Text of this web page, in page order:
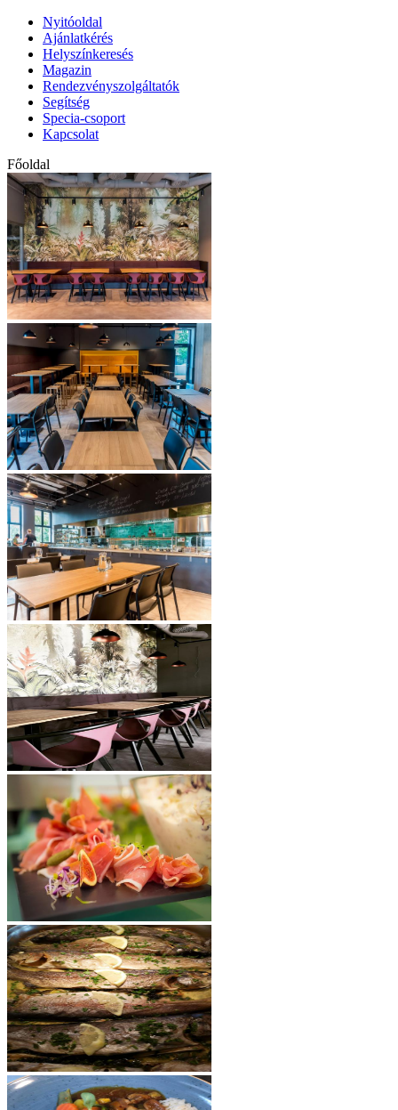
Nyitóoldal
Ajánlatkérés
Helyszínkeresés
Magazin
Rendezvényszolgáltatók
Segítség
Specia-csoport
Kapcsolat
Főoldal